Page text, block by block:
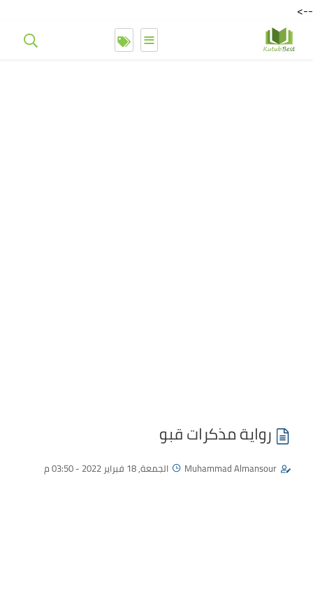
-->
≡
رواية مذكرات قبو
Muhammad Almansour الجمعة, 18 فبراير 2022 - 03:50 م